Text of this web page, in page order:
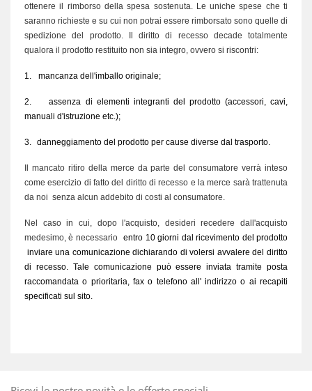
ottenere il rimborso della spesa sostenuta. Le uniche spese che ti
saranno richieste e su cui non potrai essere rimborsato sono quelle di
spedizione del prodotto. Il diritto di recesso decade totalmente
qualora il prodotto restituito non sia integro, ovvero si riscontri:
1. mancanza dell'imballo originale;
2.
assenza di elementi integranti del prodotto (accessori, cavi,
manuali d'istruzione etc.);
3. danneggiamento del prodotto per cause diverse dal trasporto.
Il mancato ritiro della merce da parte del consumatore verrà inteso
come esercizio di fatto del diritto di recesso e la merce sarà trattenuta
da noi senza alcun addebito di costi al consumatore.
Nel caso in cui, dopo l'acquisto, desideri recedere dall'acquisto
medesimo, è necessario entro 10 giorni dal ricevimento del prodotto
inviare una comunicazione dichiarando di volersi avvalere del diritto
di recesso. Tale comunicazione può essere inviata tramite posta
raccomandata o prioritaria, fax o telefono all' indirizzo o ai recapiti
specificati sul sito.